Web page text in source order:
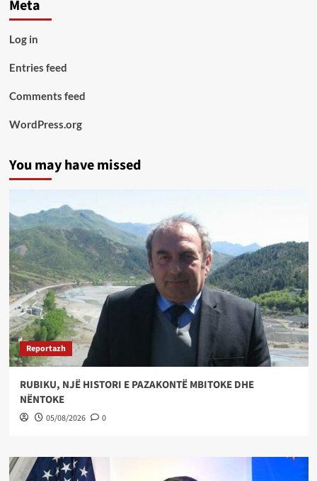
Meta
Log in
Entries feed
Comments feed
WordPress.org
You may have missed
Reportazh
RUBIKU, NJË HISTORI E PAZAKONTË MBITOKE DHE
NËNTOKE
05/08/2026 0